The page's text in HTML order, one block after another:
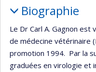
Biographie
Le Dr Carl A. Gagnon est
de médecine vétérinaire
promotion 1994. Par la
graduées en virologie et